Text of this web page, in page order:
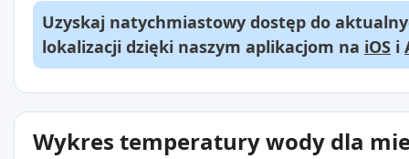
Uzyskaj natychmiastowy dostęp do
lokalizacji dzięki naszym aplikacjom na iOS i
Wykres temperatury wody dla